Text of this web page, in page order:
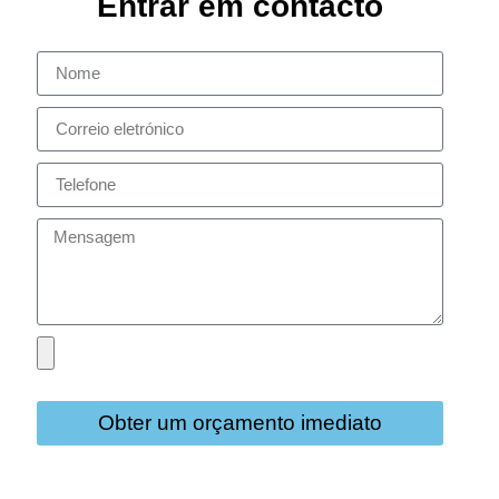
Obter um orçamento imediato